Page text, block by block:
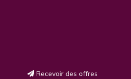
Recevoir des offres